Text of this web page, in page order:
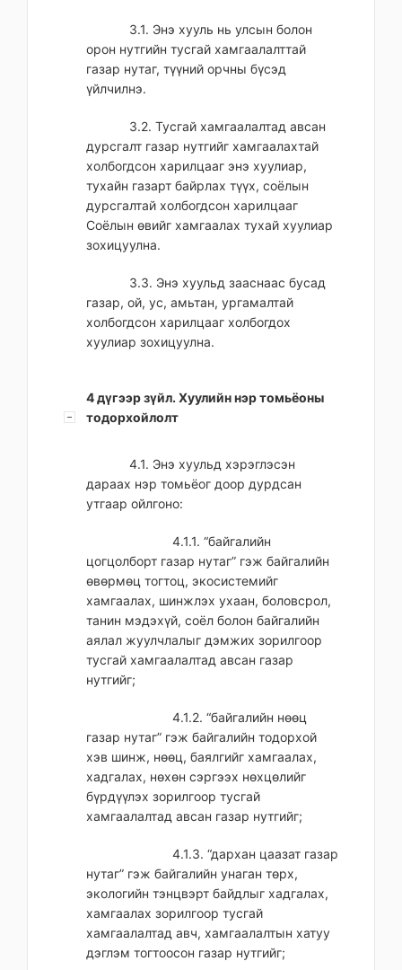
3.1. Энэ хууль нь улсын болон
орон нутгийн тусгай хамгаалалттай
газар нутаг, түүний орчны бүсэд
үйлчилнэ.
3.2. Тусгай хамгаалалтад авсан
дурсгалт газар нутгийг хамгаалахтай
холбогдсон харилцааг энэ хуулиар,
тухайн газарт байрлах түүх, соёлын
дурсгалтай холбогдсон харилцааг
Соёлын өвийг хамгаалах тухай хуулиар
зохицуулна.
3.3. Энэ хуульд зааснаас бусад
газар, ой, ус, амьтан, ургамалтай
холбогдсон харилцааг холбогдох
хуулиар зохицуулна.
4 дүгээр зүйл. Хуулийн нэр томьёоны
тодорхойлолт
4.1. Энэ хуульд хэрэглэсэн
дараах нэр томьёог доор дурдсан
утгаар ойлгоно:
4.1.1. “байгалийн
цогцолборт газар нутаг” гэж байгалийн
өвөрмөц тогтоц, экосистемийг
хамгаалах, шинжлэх ухаан, боловсрол,
танин мэдэхүй, соёл болон байгалийн
аялал жуулчлалыг дэмжих зорилгоор
тусгай хамгаалалтад авсан газар
нутгийг;
4.1.2. “байгалийн нөөц
газар нутаг” гэж байгалийн тодорхой
хэв шинж, нөөц, баялгийг хамгаалах,
хадгалах, нөхөн сэргээх нөхцөлийг
бүрдүүлэх зорилгоор тусгай
хамгаалалтад авсан газар нутгийг;
4.1.3. “дархан цаазат газар
нутаг” гэж байгалийн унаган төрх,
экологийн тэнцвэрт байдлыг хадгалах,
хамгаалах зорилгоор тусгай
хамгаалалтад авч, хамгаалалтын хатуу
дэглэм тогтоосон газар нутгийг;